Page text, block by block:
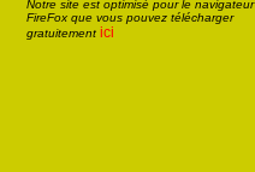
Notre site est optimisé pour le navigateur
FireFox que vous pouvez télécharger
gratuitement ici